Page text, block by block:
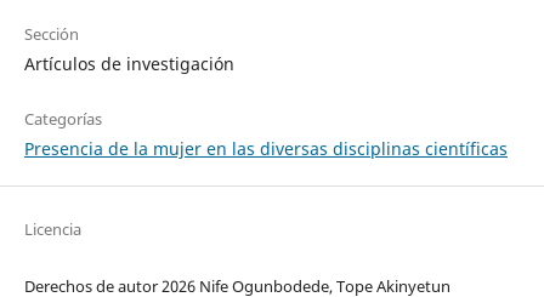
Sección
Artículos de investigación
Categorías
Presencia de la mujer en las diversas disciplinas científicas
Licencia
Derechos de autor 2026 Nife Ogunbodede, Tope Akinyetun